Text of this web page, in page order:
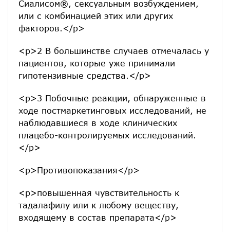
Сиалисом®, сексуальным возбуждением,
или с комбинацией этих или других
факторов.</p>
<p>2 В большинстве случаев отмечалась у
пациентов, которые уже принимали
гипотензивные средства.</p>
<p>3 Побочные реакции, обнаруженные в
ходе постмаркетинговых исследований, не
наблюдавшиеся в ходе клинических
плацебо-контролируемых исследований.
</p>
<p>Противопоказания</p>
<p>повышенная чувствительность к
тадалафилу или к любому веществу,
входящему в состав препарата</p>